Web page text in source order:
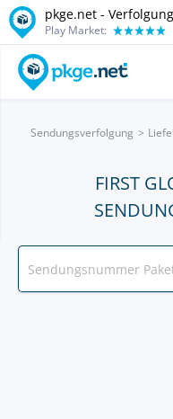
pkge.net -
Play Market:
Sendungsverfolgung
FIRST